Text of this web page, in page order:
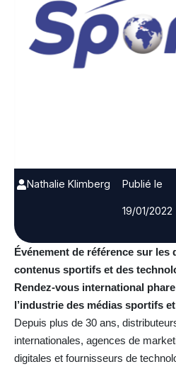
Nathalie Klimberg
Publié le
19/01/2022
Événement de référence sur les
contenus sportifs et des
Rendez-vous international
l’industrie des médias sportifs
Depuis plus de 30 ans,
internationales, agences de
digitales et fournisseurs de